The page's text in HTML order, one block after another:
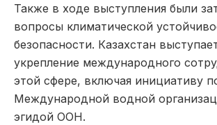
Также в ходе выступления были
вопросы климатической
безопасности. Казахстан
укрепление международного
этой сфере, включая инициативу
Международной водной
эгидой ООН.